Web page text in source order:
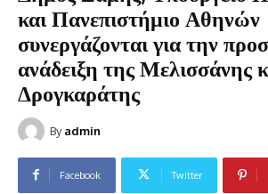
και Πανεπιστήμιο Αθηνών
συνεργάζονται για την
ανάδειξη της Μελισσάνης
Δρογκαράτης
By admin
Facebook Twitter